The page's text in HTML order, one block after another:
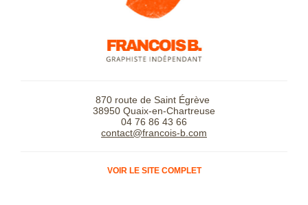
870 route de Saint Égrève
38950 Quaix-en-Chartreuse
04 76 86 43 66
contact@francois-b.com
VOIR LE SITE COMPLET